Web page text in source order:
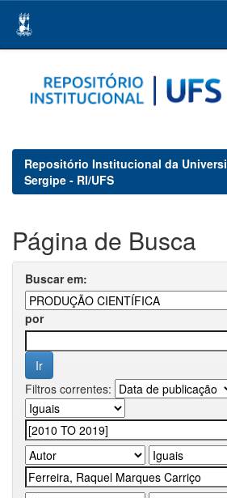
navigation
Repositório Institucional da
Sergipe - RI/UFS
Página de Busca
Buscar em:
por
Filtros correntes: